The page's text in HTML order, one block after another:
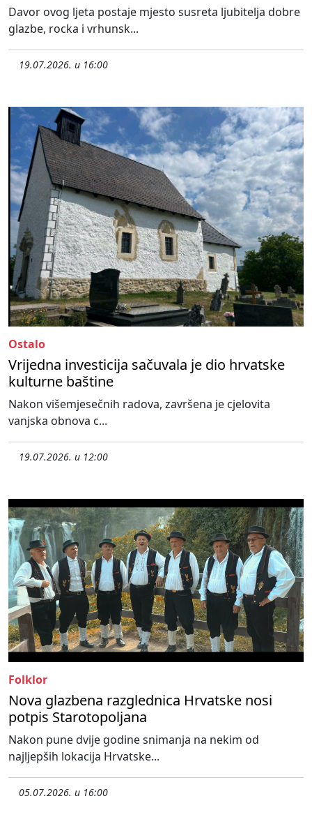
Davor ovog ljeta postaje mjesto susreta ljubitelja dobre
glazbe, rocka i vrhunsk...
19.07.2026. u 16:00
Ostalo
Vrijedna investicija sačuvala je dio hrvatske
kulturne baštine
Nakon višemjesečnih radova, završena je cjelovita
vanjska obnova c...
19.07.2026. u 12:00
Folklor
Nova glazbena razglednica Hrvatske nosi
potpis Starotopoljana
Nakon pune dvije godine snimanja na nekim od
najljepših lokacija Hrvatske...
05.07.2026. u 16:00